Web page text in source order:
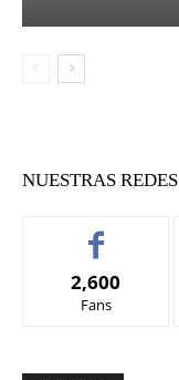
NUESTRAS
2,600
Fans